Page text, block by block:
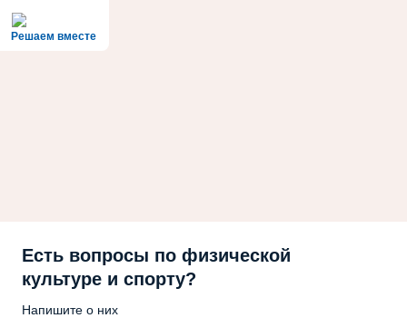
Решаем вместе
Есть вопросы по физической
культуре и спорту?
Напишите о них